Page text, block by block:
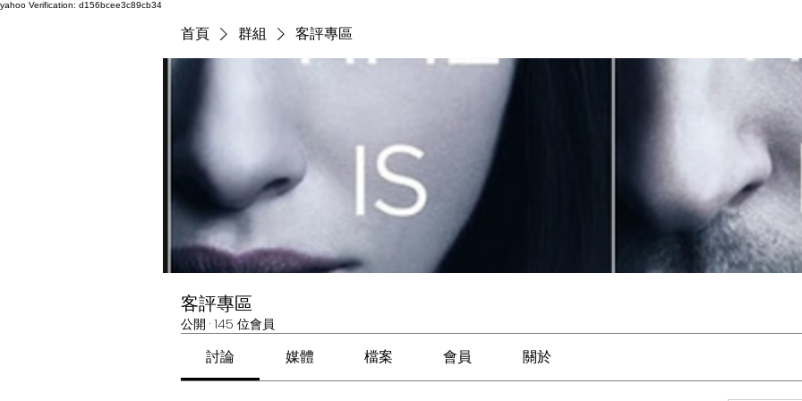
yahoo Verification: d156bcee3c89cb34
首頁 群組 客評專區
客評專區
公開 · 145 位會員
討論 媒體 檔案 會員 關於